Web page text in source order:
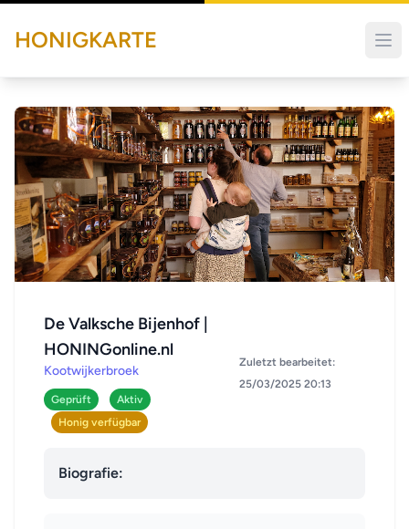
HONIGKARTE
De Valksche Bijenhof |
HONINGonline.nl
Kootwijkerbroek
Geprüft
Aktiv
Honig verfügbar
Zuletzt bearbeitet:
25/03/2025 20:13
Biografie: